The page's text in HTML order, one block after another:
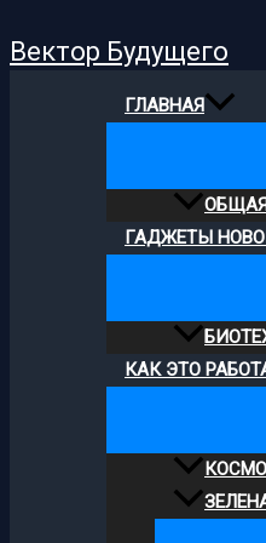
кВектор Будущего
ГЛАВНАЯ
ГАДЖЕТЫ
КАК ЭТО